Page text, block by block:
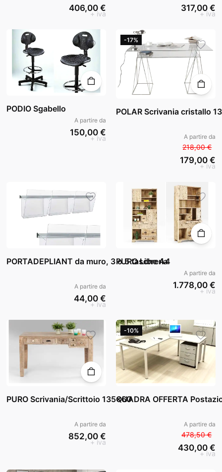
406,00 €
+ iva
317,00 €
+ iva
PODIO Sgabello
A partire da
150,00 €
+ iva
-17%
POLAR Scrivania cristallo
A partire da
218,00 €
179,00 €
+ iva
PORTADEPLIANT da muro, 3 o 5 tasche A4
A partire da
44,00 €
+ iva
PURO Libreria
A partire da
1.778,00 €
+ iva
PURO Scrivania/Scrittoio 135x60
A partire da
852,00 €
+ iva
-10%
QUADRA OFFERTA
A partire da
478,50 €
430,00 €
+ iva